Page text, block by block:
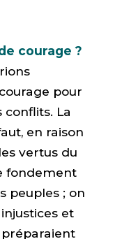
courage ?
pour
conflits. La
en raison
vertus du
fondement
peuples ; on
et
préparaient